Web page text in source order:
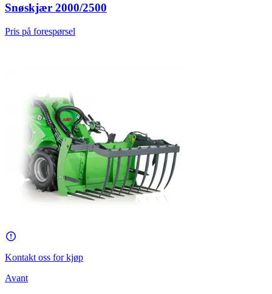
Snøskjær 2000/2500
Pris på forespørsel
Kontakt oss for kjøp
Avant